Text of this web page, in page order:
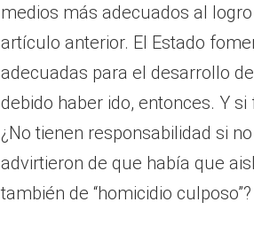
medios más adecuados al
artículo anterior. El Estado
adecuadas para el desarrollo
debido haber ido, entonces. Y
¿No tienen responsabilidad si
advirtieron de que había que
también de “homicidio culposo”?